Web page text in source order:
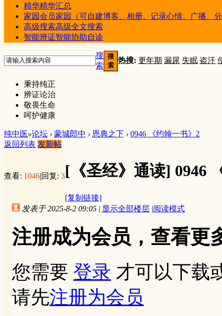
精华精华汇总
家园会员家园（可自建博客、相册、记录心情、广播、
高级搜索高级全文搜索
智能辨证智能协助自诊
搜
索
搜
索
热搜: 更年期 漏尿 失眠 盗汗
秉持纯正
辨证论治
敬畏生命
呵护健康
纯中医»论坛 › 蒙城郎中 › 恩典之下 › 0946 《约翰一书》2
返回列表 发新帖
查看: 1046|回复: 3[《圣经》通读] 0946
[复制链接]
发表于 2025-8-2 09:05 | 显示全部楼层 |阅读模式
注册成为会员，查看更
您需要 登录 才可以下载
请先注册为会员